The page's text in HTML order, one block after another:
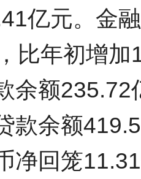
亿元。金
比年初增
余额
款余额
净回笼